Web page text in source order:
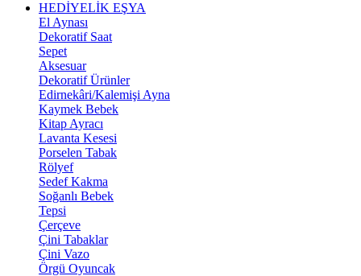
HEDİYELİK EŞYA
El Aynası
Dekoratif Saat
Sepet
Aksesuar
Dekoratif Ürünler
Edirnekâri/Kalemişi Ayna
Kaymek Bebek
Kitap Ayracı
Lavanta Kesesi
Porselen Tabak
Rölyef
Sedef Kakma
Soğanlı Bebek
Tepsi
Çerçeve
Çini Tabaklar
Çini Vazo
Örgü Oyuncak